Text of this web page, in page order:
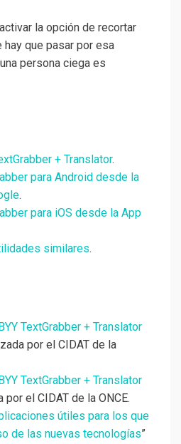
la opción de recortar
hay que pasar por esa
persona ciega es
+ Translator.
para Android desde la
.
para iOS desde la App
similares.
TextGrabber + Translator
por el CIDAT de la
TextGrabber + Translator
por el CIDAT de la ONCE.
útiles para los que
de las nuevas tecnologías”